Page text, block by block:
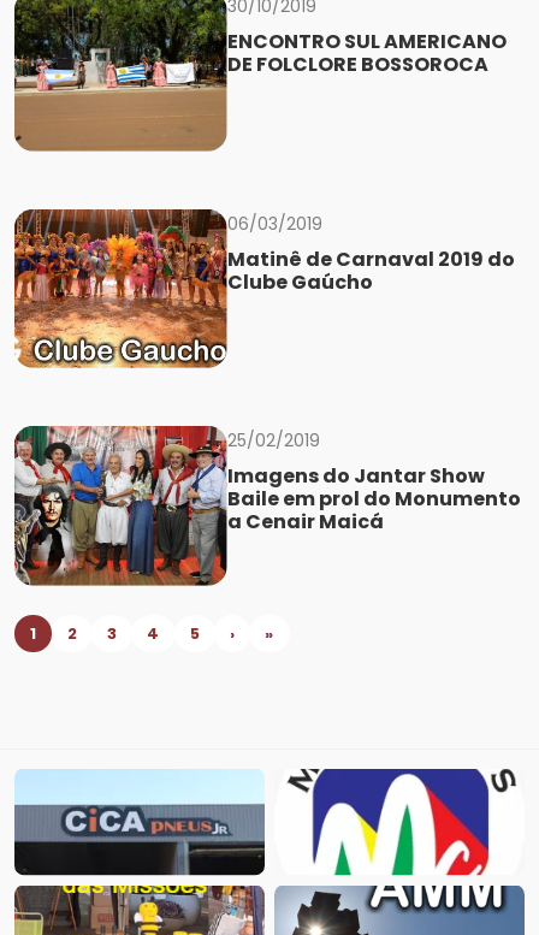
30/10/2019
ENCONTRO SUL AMERICANO
DE FOLCLORE BOSSOROCA
06/03/2019
Matinê de Carnaval 2019 do
Clube Gaúcho
25/02/2019
Imagens do Jantar Show
Baile em prol do Monumento
a Cenair Maicá
1 2 3 4 5 › »